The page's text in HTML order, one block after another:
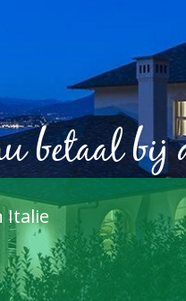
Italie
betaal bij